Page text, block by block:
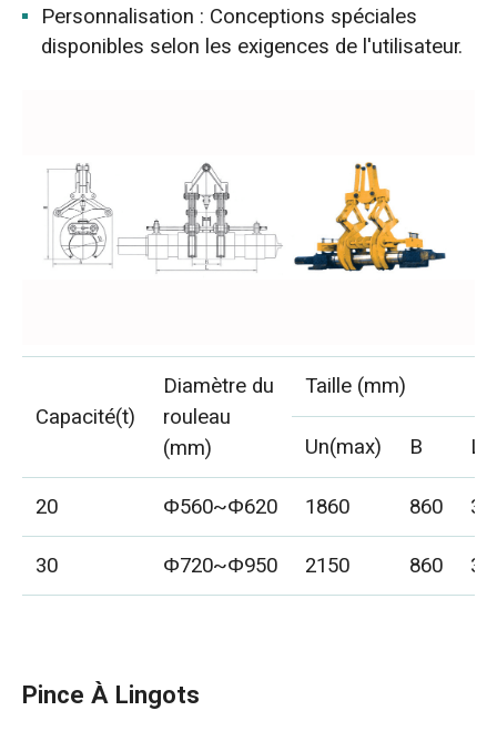
Personnalisation : Conceptions spéciales
disponibles selon les exigences de l'utilisateur.
Capacité(t)
Diamètre du
rouleau
(mm)
Taille (mm)
Un(max)
B
L
20
Φ560~Φ620 1860 860
30
Φ720~Φ950 2150 860
Pince À Lingots